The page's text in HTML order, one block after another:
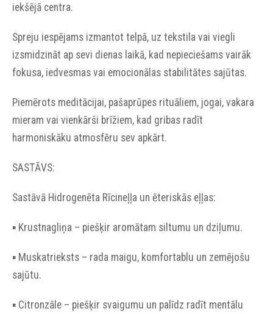
iekšējā centra.
Spreju iespējams izmantot telpā, uz tekstila vai viegli
izsmidzināt ap sevi dienas laikā, kad nepieciešams vairāk
fokusa, iedvesmas vai emocionālas stabilitātes sajūtas.
Piemērots meditācijai, pašaprūpes rituāliem, jogai, vakara
mieram vai vienkārši brīžiem, kad gribas radīt
harmoniskāku atmosfēru sev apkārt.
SASTĀVS:
Sastāvā Hidrogenēta Rīcineļļa un ēteriskās eļļas:
▪︎ Krustnagliņa – piešķir aromātam siltumu un dziļumu.
▪︎ Muskatrieksts – rada maigu, komfortablu un zemējošu
sajūtu.
▪︎ Citronzāle – piešķir svaigumu un palīdz radīt mentālu